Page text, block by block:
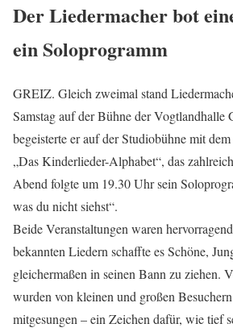
Der Liedermacher bot
ein Soloprogramm
GREIZ. Gleich zweimal stand
Samstag auf der Bühne der
begeisterte er auf der Studiobühne mit
„Das Kinderlieder-Alphabet“, das
Abend folgte um 19.30 Uhr sein
was du nicht siehst“.
Beide Veranstaltungen waren
bekannten Liedern schaffte es Schöne,
gleichermaßen in seinen Bann zu ziehen.
wurden von kleinen und großen
mitgesungen – ein Zeichen dafür, wie tief